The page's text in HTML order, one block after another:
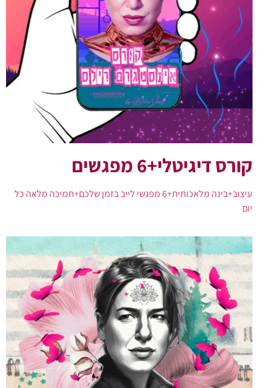
קורס דיגיטלי+6 מפגשים
עיצוב+בינה מלאכותית+6 מפגשי לייב בזמן שלכם+תמיכה מלאה כל
יום